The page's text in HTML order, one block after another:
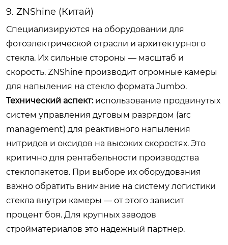
9. ZNShine (Китай)
Специализируются на оборудовании для
фотоэлектрической отрасли и архитектурного
стекла. Их сильные стороны — масштаб и
скорость. ZNShine производит огромные камеры
для напыления на стекло формата Jumbo.
Технический аспект:использование продвинутых
систем управления дуговым разрядом (arc
management) для реактивного напыления
нитридов и оксидов на высоких скоростях. Это
критично для рентабельности производства
стеклопакетов. При выборе их оборудования
важно обратить внимание на систему логистики
стекла внутри камеры — от этого зависит
процент боя. Для крупных заводов
стройматериалов это надежный партнер.